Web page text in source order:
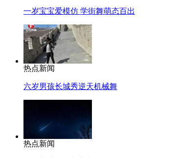
一岁宝宝爱模仿 学街舞萌态百出
热点新闻
六岁男孩长城秀逆天机械舞
热点新闻